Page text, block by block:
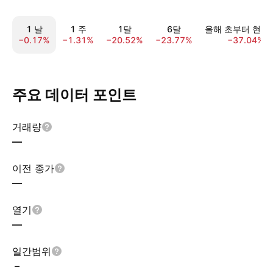
1 날
−0.17%
1 주
−1.31%
1달
−20.52%
6달
−23.77%
올해 초부터 현재
−37.04%
주요 데이터 포인트
거래량
—
이전 종가
—
열기
—
일간범위